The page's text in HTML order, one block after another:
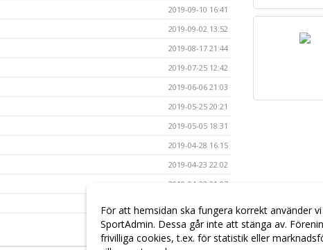
2019-09-10 16:41
2019-09-02 13:52
2019-08-17 21:44
2019-07-25 12:42
2019-06-06 21:03
2019-05-25 20:21
2019-05-05 18:31
2019-04-28 16:15
2019-04-23 22:02
2019-04-23 21:07
2019-04-19 14:08
För att hemsidan ska fungera korrekt använder
SportAdmin. Dessa går inte att stänga av.
frivilliga cookies, t.ex. för statistik eller